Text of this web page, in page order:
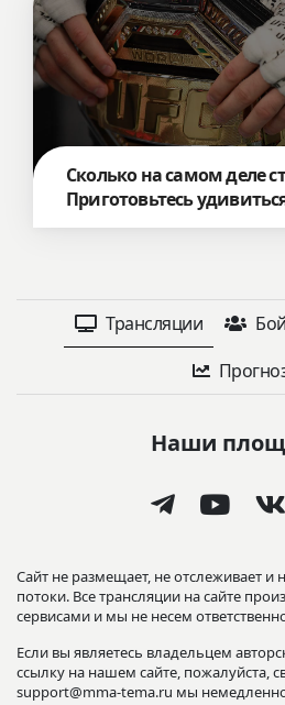
Сколько на самом деле
Приготовьтесь
Трансляции
Наши
Сайт не размещает, не отслеживает и
потоки. Все трансляции на сайте
сервисами и мы не несем
Если вы являетесь владельцем
ссылку на нашем сайте, пожалуйста,
support@mma-tema.ru мы